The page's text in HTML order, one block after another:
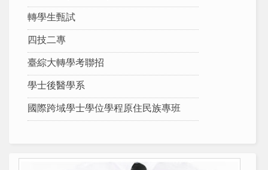
轉學生甄試
四技二專
臺綜大轉學考聯招
學士後醫學系
國際跨域學士學位學程原住民族專班